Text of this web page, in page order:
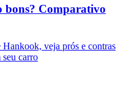
bons? Comparativo
veja prós e contras
carro